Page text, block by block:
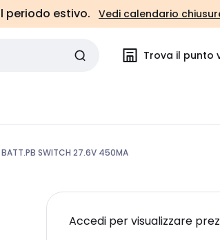
periodo estivo. Vedi calendario
Trova il punto
SWITCH 27.6V 450MA
Accedi per visualizzare